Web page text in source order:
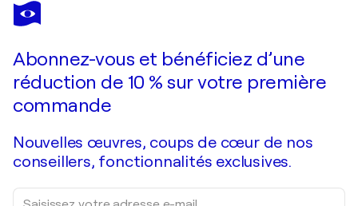
NABIHA & THOM UNITY ART
Hawa Mahal I
Abonnez-vous et bénéficiez d’une
réduction de 10 % sur votre première
commande
Nouvelles œuvres, coups de cœur de nos
conseillers, fonctionnalités exclusives.